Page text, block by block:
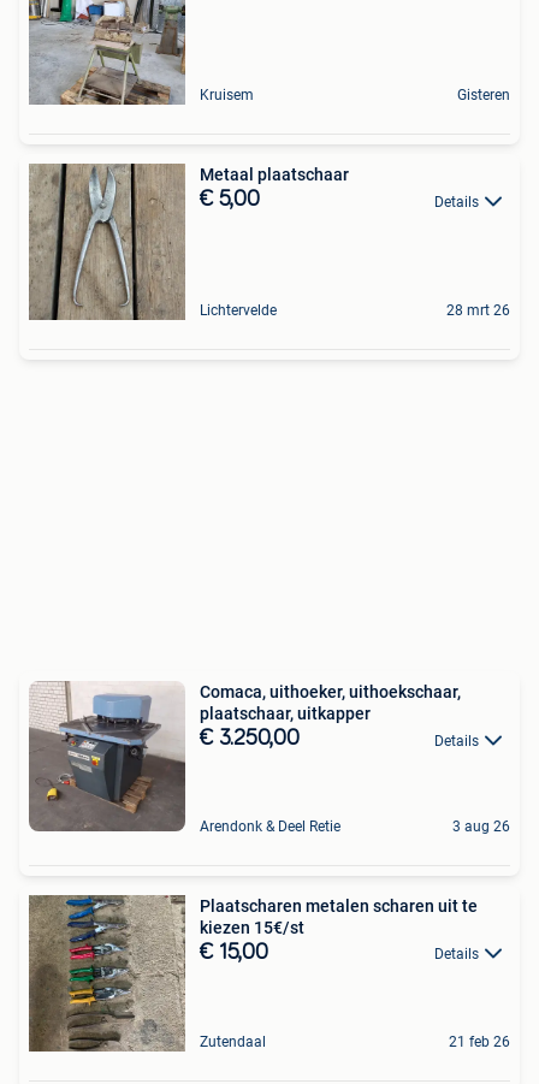
Kruisem Gisteren
Metaal plaatschaar
€ 5,00 Details
Lichtervelde 28 mrt 26
Comaca, uithoeker, uithoekschaar,
plaatschaar, uitkapper
€ 3.250,00 Details
Arendonk & Deel Retie 3 aug 26
Plaatscharen metalen scharen uit te
kiezen 15€/st
€ 15,00 Details
Zutendaal 21 feb 26